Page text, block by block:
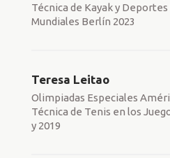
Técnica de Kayak y
Mundiales Berlín 2023
Teresa Leitao
Olimpiadas Especiales
Técnica de Tenis en los
y 2019